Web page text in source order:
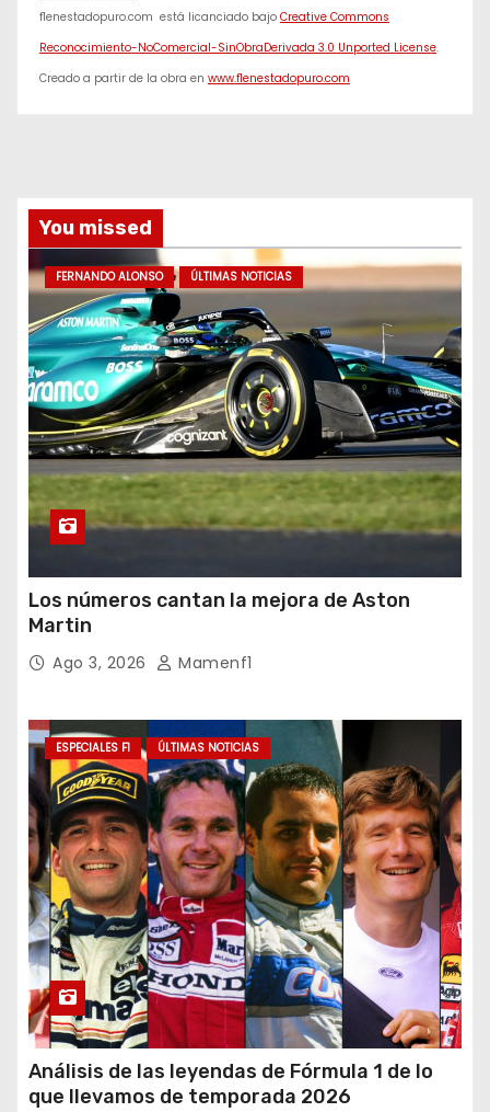
f1enestadopuro.com está licanciado bajo Creative Commons
Reconocimiento-NoComercial-SinObraDerivada 3.0 Unported License.
Creado a partir de la obra en www.f1enestadopuro.com
You missed
FERNANDO ALONSO ÚLTIMAS NOTICIAS
Los números cantan la mejora de Aston
Martin
Ago 3, 2026 Mamenf1
ESPECIALES F1 ÚLTIMAS NOTICIAS
Análisis de las leyendas de Fórmula 1 de lo
que llevamos de temporada 2026